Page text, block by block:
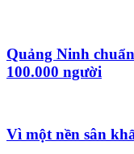
Quảng Ninh
100.000 người
Vì một nền sân